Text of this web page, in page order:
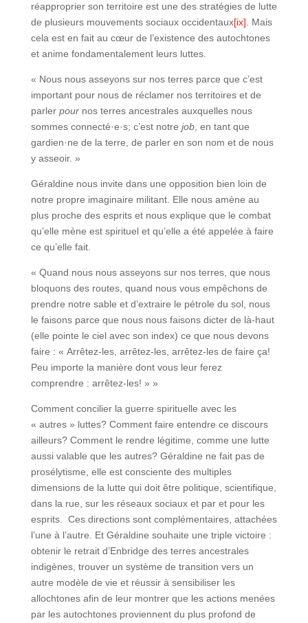
réapproprier son territoire est une des stratégies de lutte
de plusieurs mouvements sociaux occidentaux[ix] . Mais
cela est en fait au cœur de l’existence des autochtones
et anime fondamentalement leurs luttes.
« Nous nous asseyons sur nos terres parce que c’est
important pour nous de réclamer nos territoires et de
parler pournos terres ancestrales auxquelles nous
sommes connecté·e·s; c’est notre job, en tant que
gardien·ne de la terre, de parler en son nom et de nous
y asseoir. »
Géraldine nous invite dans une opposition bien loin de
notre propre imaginaire militant. Elle nous amène au
plus proche des esprits et nous explique que le combat
qu’elle mène est spirituel et qu’elle a été appelée à faire
ce qu’elle fait.
« Quand nous nous asseyons sur nos terres, que nous
bloquons des routes, quand nous vous empêchons de
prendre notre sable et d’extraire le pétrole du sol, nous
le faisons parce que nous nous faisons dicter de là-haut
(elle pointe le ciel avec son index) ce que nous devons
faire : « Arrêtez-les, arrêtez-les, arrêtez-les de faire ça!
Peu importe la manière dont vous leur ferez
comprendre : arrêtez-les! » »
Comment concilier la guerre spirituelle avec les
« autres » luttes? Comment faire entendre ce discours
ailleurs? Comment le rendre légitime, comme une lutte
aussi valable que les autres? Géraldine ne fait pas de
prosélytisme, elle est consciente des multiples
dimensions de la lutte qui doit être politique, scientifique,
dans la rue, sur les réseaux sociaux et par et pour les
esprits. Ces directions sont complémentaires, attachées
l’une à l’autre. Et Géraldine souhaite une triple victoire :
obtenir le retrait d’Enbridge des terres ancestrales
indigènes, trouver un système de transition vers un
autre modèle de vie et réussir à sensibiliser les
allochtones afin de leur montrer que les actions menées
par les autochtones proviennent du plus profond de